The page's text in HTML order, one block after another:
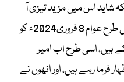
شاید اس میں مزید تیزی آ
چکی ہے۔ نوبت یہ آچکی ہے کہ جس طرح عوام 8 فروری2024ء کو
ہیں، اسی طرح اب امیر
فرما رہے ہیں، اور انھوں نے